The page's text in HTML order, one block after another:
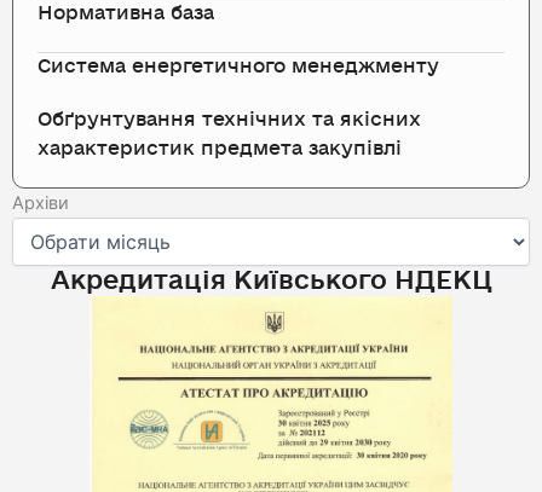
Нормативна база
Система енергетичного менеджменту
Обґрунтування технічних та якісних
характеристик предмета закупівлі
Архіви
Архіви
Акредитація Київського НДЕКЦ